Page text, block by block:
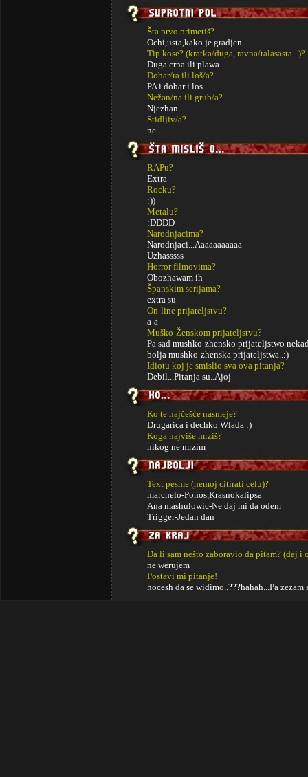
Šta prvo primetiš?
Ochi,usta,kako je gradjen
Tip kose? (kratka/duga, ravna/talasasta...)?
Duga crna ili plawa
Dobar/ra ili loš/a?
PA i dobar i los
Nežan/na ili grub/a?
Njezhan
Stidljiv/a?
ne
RAPu?
Extra
Rocku?
:))
Metalu?
:DDDD
Narodnjacima?
Narodnjaci...Aaaaaaaaaaa
Uzhasssss
Horror filmovima?
Obozhawam ih
Španskim serijama?
extra su
On-line prijateljstvu?
a-a
Muško-Ženskom prijateljstvu?
Pa sad mushko-zhensko prijateljstwo
bolja mushko-zhenska prijateljstwa..:)
Idiotu koj je smislio sva ova pitanja?
Debil...Pitanja su..Ajoj
Ko te najčešće nasmeje?
Drugarica i dechko Wlada :)
Koga najviše mrziš?
nikog ne mrzim
Text pesme (nemoj citirati celu)?
marchelo-Ponos,Krasnokalipsa
Ana mashulowic-Ne daj mi da odem
Trigger-Jedan dan
Da li sam nešto zaboravio da pitam? (daj i
ne werujem
Postavi mi pitanje!
hocesh da se widimo..???hahah...Pa zezam